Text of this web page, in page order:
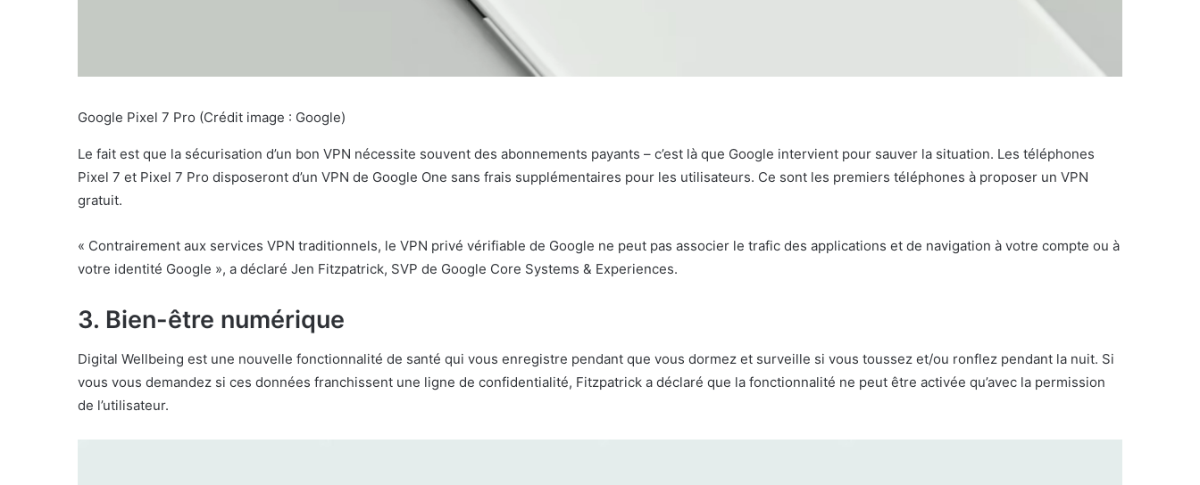
Google Pixel 7 Pro (Crédit image : Google)
Le fait est que la sécurisation d’un bon VPN nécessite souvent des abonnements payants – c’est là que Google intervient pour sauver la situation. Les téléphones
Pixel 7 et Pixel 7 Pro disposeront d’un VPN de Google One sans frais supplémentaires pour les utilisateurs. Ce sont les premiers téléphones à proposer un VPN
gratuit.
« Contrairement aux services VPN traditionnels, le VPN privé vérifiable de Google ne peut pas associer le trafic des applications et de navigation à votre compte ou à
votre identité Google », a déclaré Jen Fitzpatrick, SVP de Google Core Systems & Experiences.
3. Bien-être numérique
Digital Wellbeing est une nouvelle fonctionnalité de santé qui vous enregistre pendant que vous dormez et surveille si vous toussez et/ou ronflez pendant la nuit. Si
vous vous demandez si ces données franchissent une ligne de confidentialité, Fitzpatrick a déclaré que la fonctionnalité ne peut être activée qu’avec la permission
de l’utilisateur.